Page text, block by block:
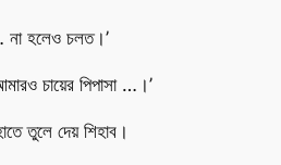
না হলেও চলত।’
চায়ের পিপাসা …।’
তুলে দেয় শিহাব।